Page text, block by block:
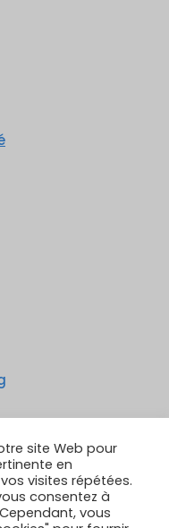
Reviews
site Web pour
en
visites répétées.
consentez à
vous